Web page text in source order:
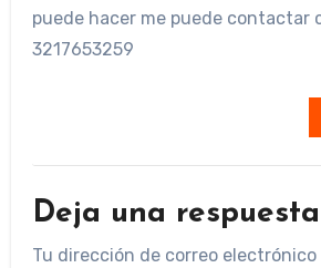
puede hacer me puede contactar
3217653259
Deja una respuesta
Tu dirección de correo electrónico